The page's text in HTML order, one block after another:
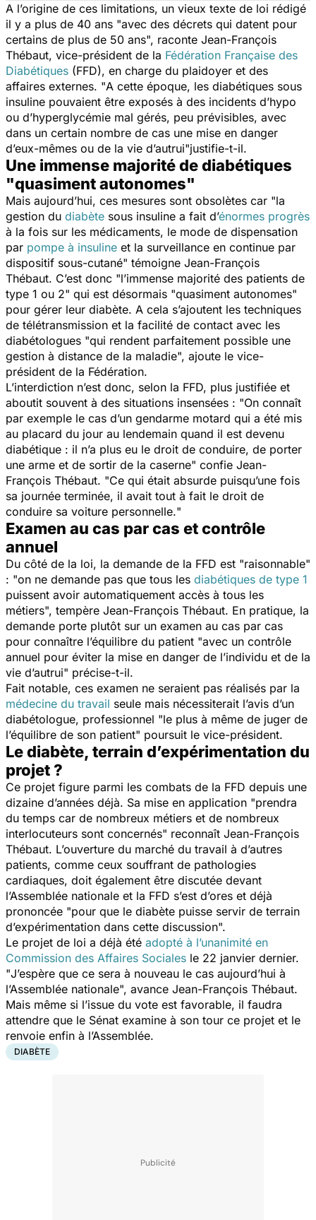
A l’origine de ces limitations, un vieux texte de loi rédigé
il y a plus de 40 ans "avec des décrets qui datent pour
certains de plus de 50 ans", raconte Jean-François
Thébaut, vice-président de la Fédération Française des
Diabétiques (FFD), en charge du plaidoyer et des
affaires externes. "A cette époque, les diabétiques sous
insuline pouvaient être exposés à des incidents d’hypo
ou d’hyperglycémie mal gérés, peu prévisibles, avec
dans un certain nombre de cas une mise en danger
d’eux-mêmes ou de la vie d’autrui"justifie-t-il.
Une immense majorité de diabétiques
"quasiment autonomes"
Mais aujourd’hui, ces mesures sont obsolètes car "la
gestion du diabète sous insuline a fait d’énormes progrès
à la fois sur les médicaments, le mode de dispensation
par pompe à insuline et la surveillance en continue par
dispositif sous-cutané" témoigne Jean-François
Thébaut. C’est donc "l’immense majorité des patients de
type 1 ou 2" qui est désormais "quasiment autonomes"
pour gérer leur diabète. A cela s’ajoutent les techniques
de télétransmission et la facilité de contact avec les
diabétologues "qui rendent parfaitement possible une
gestion à distance de la maladie", ajoute le vice-
président de la Fédération.
L’interdiction n’est donc, selon la FFD, plus justifiée et
aboutit souvent à des situations insensées : "On connaît
par exemple le cas d’un gendarme motard qui a été mis
au placard du jour au lendemain quand il est devenu
diabétique : il n’a plus eu le droit de conduire, de porter
une arme et de sortir de la caserne" confie Jean-
François Thébaut. "Ce qui était absurde puisqu’une fois
sa journée terminée, il avait tout à fait le droit de
conduire sa voiture personnelle."
Examen au cas par cas et contrôle
annuel
Du côté de la loi, la demande de la FFD est "raisonnable"
: "on ne demande pas que tous les diabétiques de type 1
puissent avoir automatiquement accès à tous les
métiers", tempère Jean-François Thébaut. En pratique, la
demande porte plutôt sur un examen au cas par cas
pour connaître l’équilibre du patient "avec un contrôle
annuel pour éviter la mise en danger de l’individu et de la
vie d’autrui" précise-t-il.
Fait notable, ces examen ne seraient pas réalisés par la
médecine du travail seule mais nécessiterait l’avis d’un
diabétologue, professionnel "le plus à même de juger de
l’équilibre de son patient" poursuit le vice-président.
Le diabète, terrain d’expérimentation du
projet ?
Ce projet figure parmi les combats de la FFD depuis une
dizaine d’années déjà. Sa mise en application "prendra
du temps car de nombreux métiers et de nombreux
interlocuteurs sont concernés" reconnaît Jean-François
Thébaut. L’ouverture du marché du travail à d’autres
patients, comme ceux souffrant de pathologies
cardiaques, doit également être discutée devant
l’Assemblée nationale et la FFD s’est d’ores et déjà
prononcée "pour que le diabète puisse servir de terrain
d’expérimentation dans cette discussion".
Le projet de loi a déjà été adopté à l’unanimité en
Commission des Affaires Sociales le 22 janvier dernier.
"J’espère que ce sera à nouveau le cas aujourd’hui à
l’Assemblée nationale", avance Jean-François Thébaut.
Mais même si l’issue du vote est favorable, il faudra
attendre que le Sénat examine à son tour ce projet et le
renvoie enfin à l’Assemblée.
DIABÈTE